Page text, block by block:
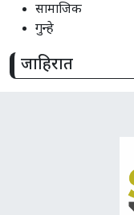
सामाजिक
गुन्हे
जाहिरात